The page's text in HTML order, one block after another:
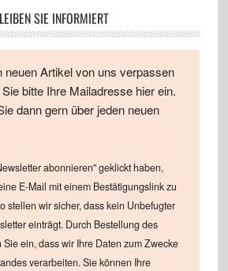
SIE INFORMIERT
neuen Artikel von uns verpassen
bitte Ihre Mailadresse hier ein.
dann gern über jeden neuen
abonnieren" geklickt haben,
E-Mail mit einem Bestätigungslink zu
stellen wir sicher, dass kein Unbefugter
einträgt. Durch Bestellung des
ein, dass wir Ihre Daten zum Zwecke
verarbeiten. Sie können Ihre